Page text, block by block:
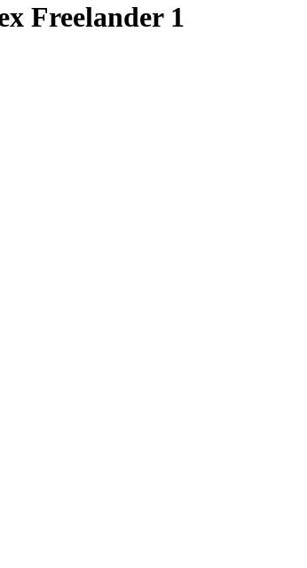
Freelander 1